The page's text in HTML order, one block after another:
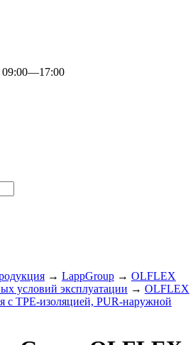
→ LappGroup → OLFLEX
условий эксплуатации → OLFLEX
с TPE-изоляцией, PUR-наружной